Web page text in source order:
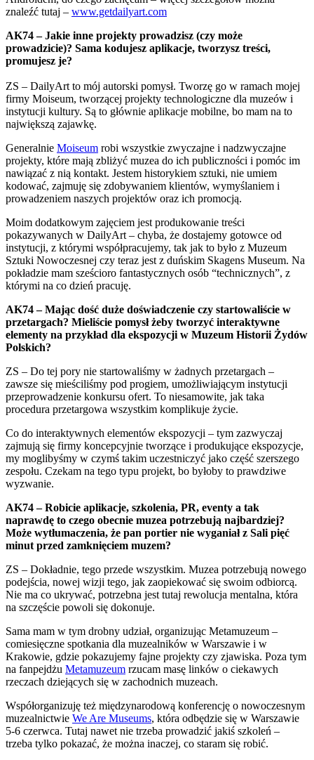
znaleźć tutaj – www.getdailyart.com
AK74 – Jakie inne projekty prowadzisz (czy może
prowadzicie)? Sama kodujesz aplikacje, tworzysz treści,
promujesz je?
ZS – DailyArt to mój autorski pomysł. Tworzę go w ramach mojej
firmy Moiseum, tworzącej projekty technologiczne dla muzeów i
instytucji kultury. Są to głównie aplikacje mobilne, bo mam na to
największą zajawkę.
Generalnie Moiseum robi wszystkie zwyczajne i nadzwyczajne
projekty, które mają zbliżyć muzea do ich publiczności i pomóc im
nawiązać z nią kontakt. Jestem historykiem sztuki, nie umiem
kodować, zajmuję się zdobywaniem klientów, wymyślaniem i
prowadzeniem naszych projektów oraz ich promocją.
Moim dodatkowym zajęciem jest produkowanie treści
pokazywanych w DailyArt – chyba, że dostajemy gotowce od
instytucji, z którymi współpracujemy, tak jak to było z Muzeum
Sztuki Nowoczesnej czy teraz jest z duńskim Skagens Museum. Na
pokładzie mam sześcioro fantastycznych osób “technicznych”, z
którymi na co dzień pracuję.
AK74 – Mając dość duże doświadczenie czy startowaliście w
przetargach? Mieliście pomysł żeby tworzyć interaktywne
elementy na przykład dla ekspozycji w Muzeum Historii Żydów
Polskich?
ZS – Do tej pory nie startowaliśmy w żadnych przetargach –
zawsze się mieściliśmy pod progiem, umożliwiającym instytucji
przeprowadzenie konkursu ofert. To niesamowite, jak taka
procedura przetargowa wszystkim komplikuje życie.
Co do interaktywnych elementów ekspozycji – tym zazwyczaj
zajmują się firmy koncepcyjnie tworzące i produkujące ekspozycje,
my moglibyśmy w czymś takim uczestniczyć jako część szerszego
zespołu. Czekam na tego typu projekt, bo byłoby to prawdziwe
wyzwanie.
AK74 – Robicie aplikacje, szkolenia, PR, eventy a tak
naprawdę to czego obecnie muzea potrzebują najbardziej?
Może wytłumaczenia, że pan portier nie wyganiał z Sali pięć
minut przed zamknięciem muzem?
ZS – Dokładnie, tego przede wszystkim. Muzea potrzebują nowego
podejścia, nowej wizji tego, jak zaopiekować się swoim odbiorcą.
Nie ma co ukrywać, potrzebna jest tutaj rewolucja mentalna, która
na szczęście powoli się dokonuje.
Sama mam w tym drobny udział, organizując Metamuzeum –
comiesięczne spotkania dla muzealników w Warszawie i w
Krakowie, gdzie pokazujemy fajne projekty czy zjawiska. Poza tym
na fanpejdżu Metamuzeum rzucam masę linków o ciekawych
rzeczach dziejących się w zachodnich muzeach.
Współorganizuję też międzynarodową konferencję o nowoczesnym
muzealnictwie We Are Museums, która odbędzie się w Warszawie
5-6 czerwca. Tutaj nawet nie trzeba prowadzić jakiś szkoleń –
trzeba tylko pokazać, że można inaczej, co staram się robić.